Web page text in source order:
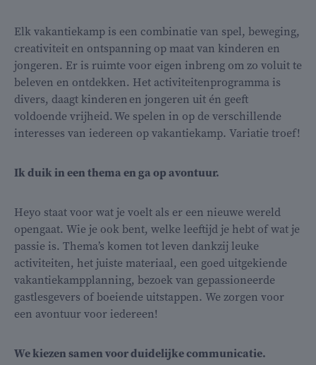
Elk vakantiekamp is een combinatie van spel, beweging,
creativiteit en ontspanning op maat van kinderen en
jongeren. Er is ruimte voor eigen inbreng om zo voluit te
beleven en ontdekken. Het activiteitenprogramma is
divers, daagt kinderen en jongeren uit én geeft
voldoende vrijheid. We spelen in op de verschillende
interesses van iedereen op vakantiekamp. Variatie troef!
Ik duik in een thema en ga op avontuur.
Heyo staat voor wat je voelt als er een nieuwe wereld
opengaat. Wie je ook bent, welke leeftijd je hebt of wat je
passie is. Thema’s komen tot leven dankzij leuke
activiteiten, het juiste materiaal, een goed uitgekiende
vakantiekampplanning, bezoek van gepassioneerde
gastlesgevers of boeiende uitstappen. We zorgen voor
een avontuur voor iedereen!
We kiezen samen voor duidelijke communicatie.